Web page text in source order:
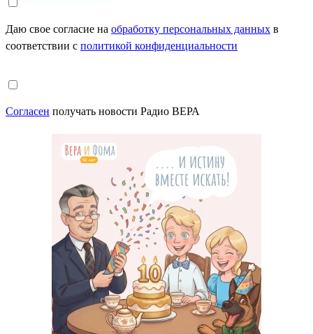
Даю свое согласие на обработку персональных данных в
соответствии с политикой конфиденциальности
Согласен получать новости Радио ВЕРА